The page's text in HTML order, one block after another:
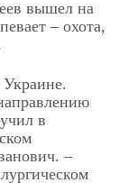
вышел на
– охота,
Украине.
в
–